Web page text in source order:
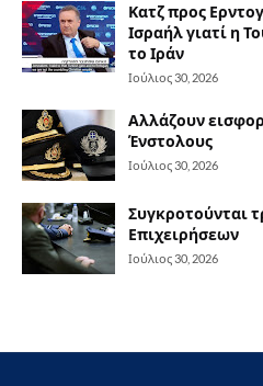
Κατζ προς
Ισραήλ γιατί η
το Ιράν
Ιούλιος 30, 2026
Αλλάζουν
Ένστολους
Ιούλιος 30, 2026
Συγκροτούνται
Επιχειρήσεων
Ιούλιος 30, 2026